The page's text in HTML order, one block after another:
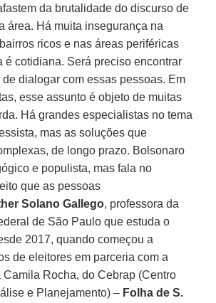
da brutalidade do discurso de
área. Há muita insegurança na
ricos e nas áreas periféricas
é cotidiana. Será preciso encontrar
dialogar com essas pessoas. Em
esse assunto é objeto de muitas
Há grandes especialistas no tema
mas as soluções que
de longo prazo. Bolsonaro
e populista, mas fala no
que as pessoas
Solano Gallego, professora da
de São Paulo que estuda o
2017, quando começou a
de eleitores em parceria com a
Rocha, do Cebrap (Centro
e Planejamento) – Folha de S.